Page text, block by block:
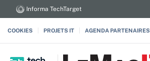
Informa TechTarget
COOKIES PROJETS IT AGENDA PARTENAIRES